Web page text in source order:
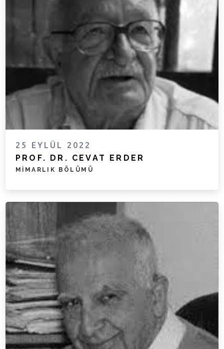
25 EYLÜL 2022
PROF. DR. CEVAT ERDER
MIMARLIK BÖLÜMÜ